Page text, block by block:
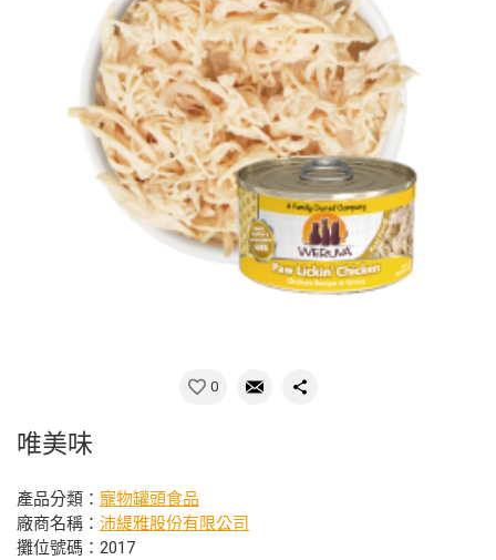
0
唯美味
產品分類： 寵物罐頭食品
廠商名稱： 沛緹雅股份有限公司
攤位號碼：2017